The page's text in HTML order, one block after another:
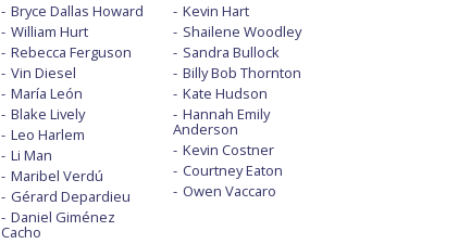
Bryce Dallas Howard
William Hurt
Rebecca Ferguson
Vin Diesel
María León
Blake Lively
Leo Harlem
Li Man
Maribel Verdú
Gérard Depardieu
Daniel Giménez
Cacho
Kevin Hart
Shailene Woodley
Sandra Bullock
Billy Bob Thornton
Kate Hudson
Hannah Emily
Anderson
Kevin Costner
Courtney Eaton
Owen Vaccaro